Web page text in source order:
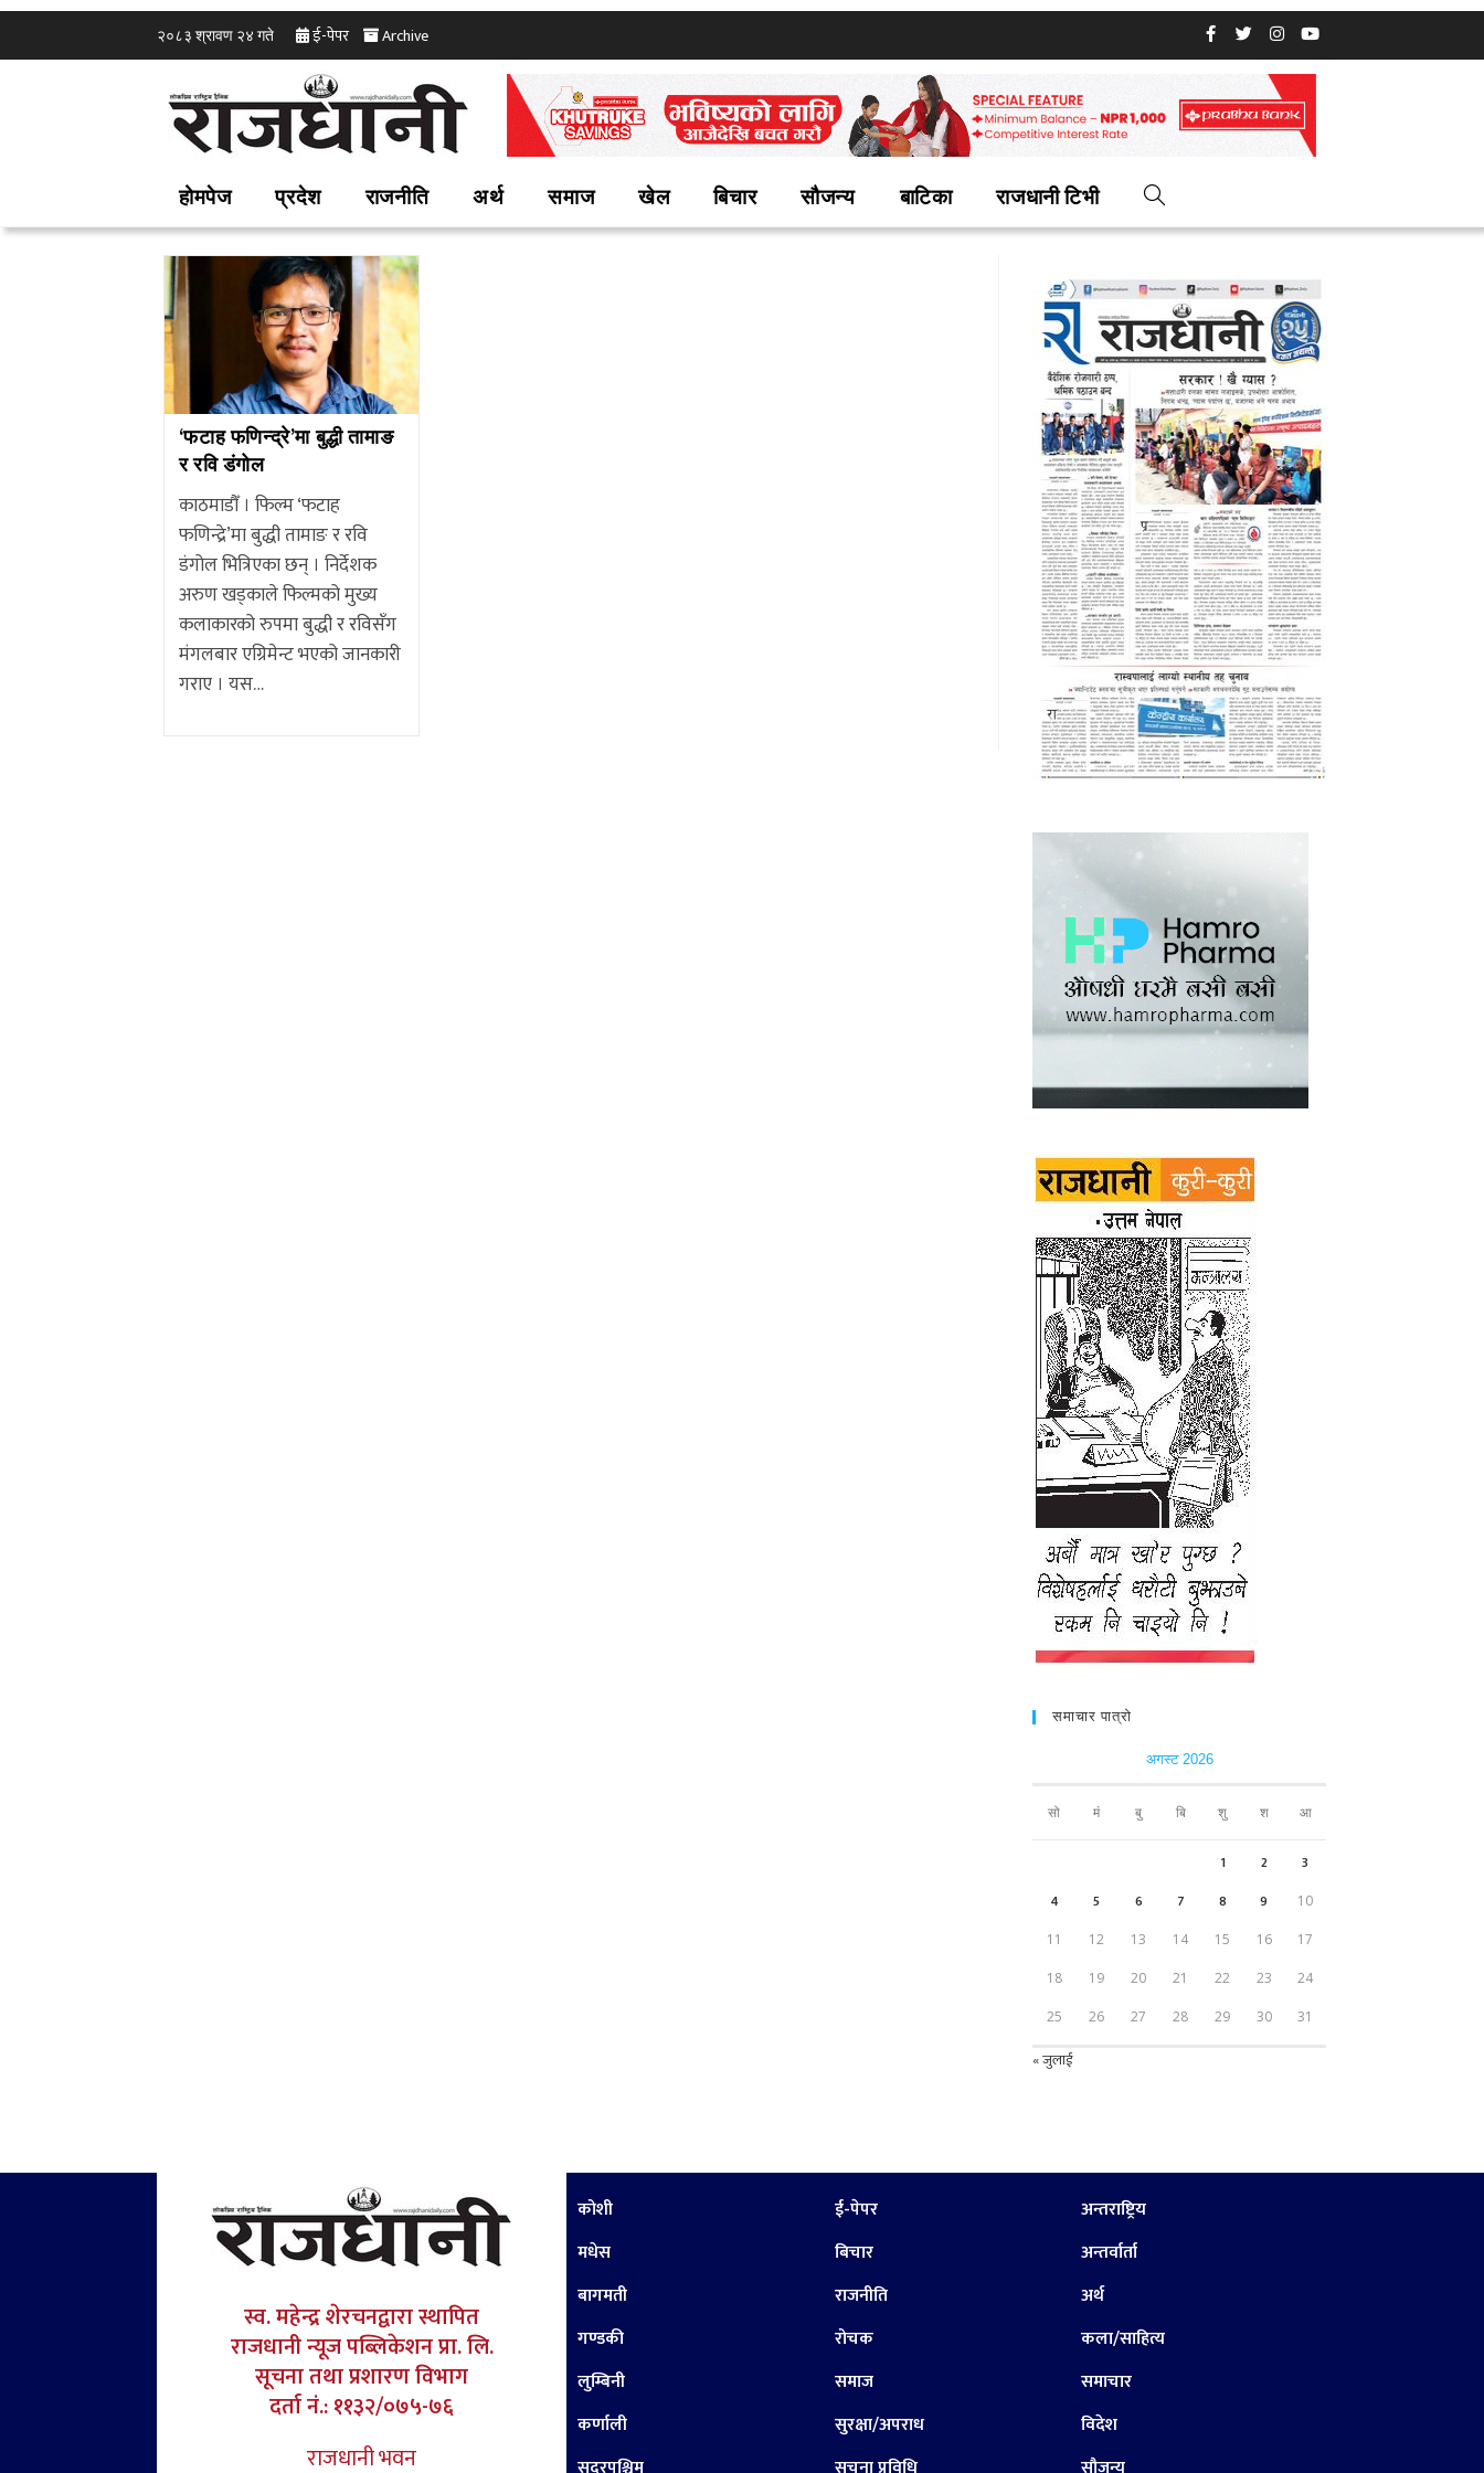
२०८३ श्रावण २४ गते ई-पेपर Archive
होमपेज प्रदेश राजनीति अर्थ समाज खेल बिचार सौजन्य बाटिका राजधानी टिभी
‘फटाह फणिन्द्रे’मा बुद्धी तामाङ
र रवि डंगोल
काठमाडौँ । फिल्म ‘फटाह
फणिन्द्रे’मा बुद्धी तामाङ र रवि
डंगोल भित्रिएका छन् । निर्देशक
अरुण खड्काले फिल्मको मुख्य
कलाकारको रुपमा बुद्धी र रविसँग
मंगलबार एग्रिमेन्ट भएको जानकारी
गराए । यस…
समाचार पात्रो
अगस्ट 2026
सो मं बु बि शु श आ
1 2
3
4
5 6 7 8 9 10
11 12 13 14 15 16 17
18 19 20 21 22 23 24
25 26 27 28 29 30 31
« जुलाई
स्व. महेन्द्र शेरचनद्वारा स्थापित
राजधानी न्यूज पब्लिकेशन प्रा. लि.
सूचना तथा प्रशारण विभाग
दर्ता नं.: ११३२/०७५-७६
राजधानी भवन
कोशी
मधेस
बागमती
गण्डकी
लुम्बिनी
कर्णाली
ई-पेपर
बिचार
राजनीति
रोचक
समाज
सुरक्षा/अपराध
अन्तराष्ट्रिय
अन्तर्वार्ता
अर्थ
कला/साहित्य
समाचार
विदेश